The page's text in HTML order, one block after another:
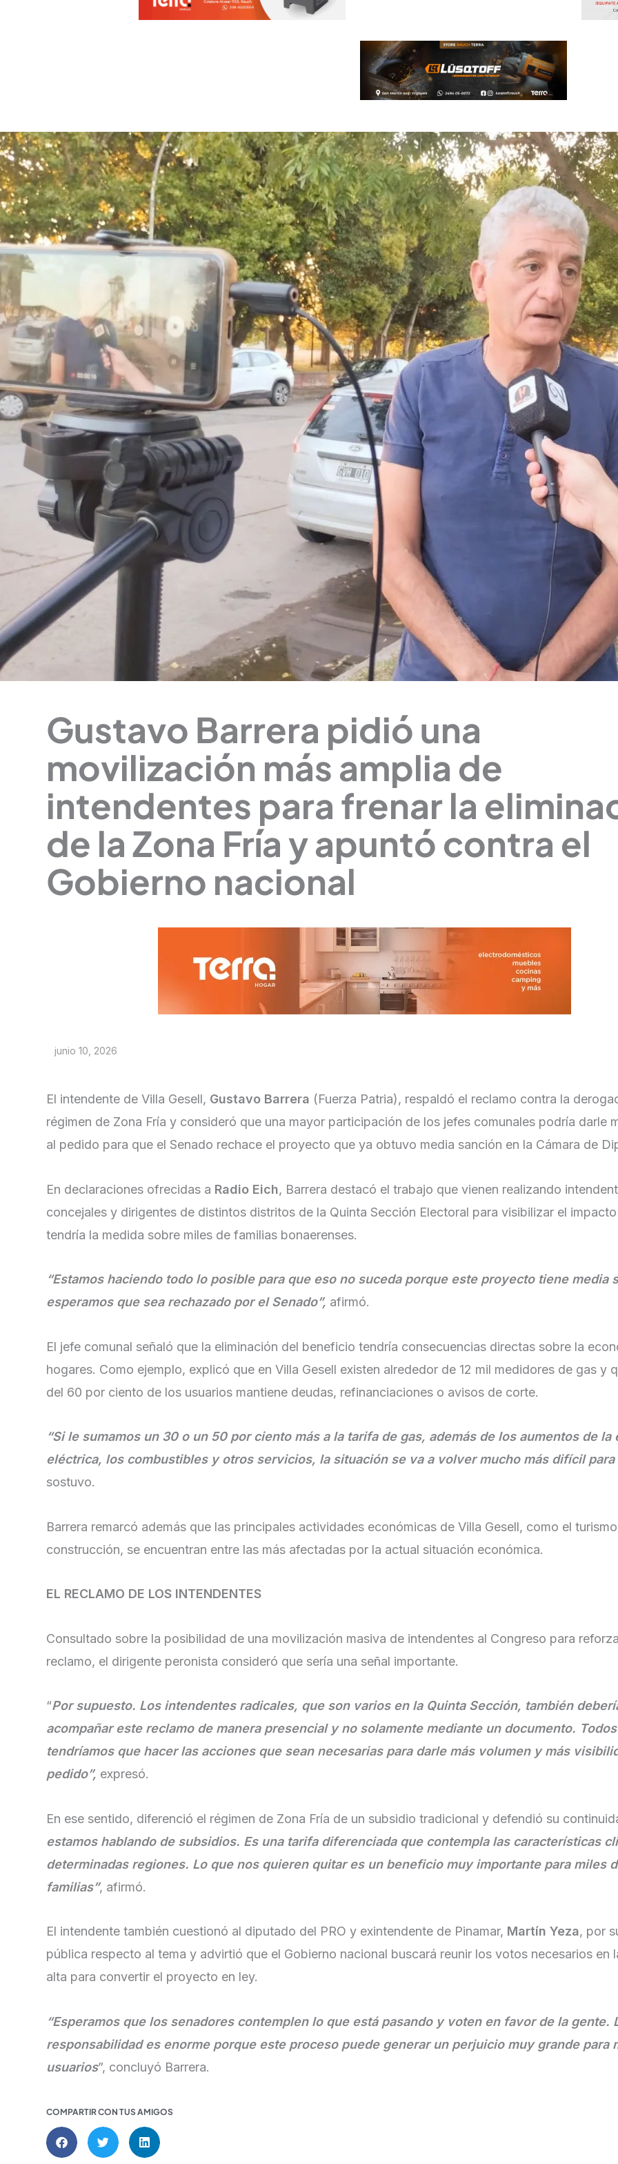
Gustavo Barrera pidió una
movilización más amplia de
intendentes para frenar la
de la Zona Fría y apuntó contra el
Gobierno nacional
junio 10, 2026
El intendente de Villa Gesell, Gustavo Barrera (Fuerza Patria), respaldó el reclamo contra la
régimen de Zona Fría y consideró que una mayor participación de los jefes comunales podría darle
al pedido para que el Senado rechace el proyecto que ya obtuvo media sanción en la Cámara de
En declaraciones ofrecidas a Radio Eich, Barrera destacó el trabajo que vienen realizando
concejales y dirigentes de distintos distritos de la Quinta Sección Electoral para visibilizar el
tendría la medida sobre miles de familias bonaerenses.
“Estamos haciendo todo lo posible para que eso no suceda porque este proyecto tiene media
esperamos que sea rechazado por el Senado”, afirmó.
El jefe comunal señaló que la eliminación del beneficio tendría consecuencias directas sobre la
hogares. Como ejemplo, explicó que en Villa Gesell existen alrededor de 12 mil medidores de gas y
del 60 por ciento de los usuarios mantiene deudas, refinanciaciones o avisos de corte.
“Si le sumamos un 30 o un 50 por ciento más a la tarifa de gas, además de los aumentos de la
eléctrica, los combustibles y otros servicios, la situación se va a volver mucho más difícil para
sostuvo.
Barrera remarcó además que las principales actividades económicas de Villa Gesell, como el
construcción, se encuentran entre las más afectadas por la actual situación económica.
EL RECLAMO DE LOS INTENDENTES
Consultado sobre la posibilidad de una movilización masiva de intendentes al Congreso para
reclamo, el dirigente peronista consideró que sería una señal importante.
“Por supuesto. Los intendentes radicales, que son varios en la Quinta Sección, también
acompañar este reclamo de manera presencial y no solamente mediante un documento. Todos
tendríamos que hacer las acciones que sean necesarias para darle más volumen y más
pedido”, expresó.
En ese sentido, diferenció el régimen de Zona Fría de un subsidio tradicional y defendió su
estamos hablando de subsidios. Es una tarifa diferenciada que contempla las características
determinadas regiones. Lo que nos quieren quitar es un beneficio muy importante para miles
familias”, afirmó.
El intendente también cuestionó al diputado del PRO y exintendente de Pinamar, Martín Yeza, por
pública respecto al tema y advirtió que el Gobierno nacional buscará reunir los votos necesarios en
alta para convertir el proyecto en ley.
“Esperamos que los senadores contemplen lo que está pasando y voten en favor de la gente.
responsabilidad es enorme porque este proceso puede generar un perjuicio muy grande para
usuarios”, concluyó Barrera.
COMPARTIR CON TUS AMIGOS